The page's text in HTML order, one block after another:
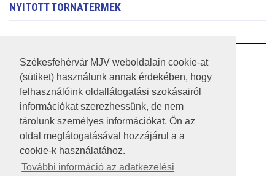
Székesfehérvár MJV weboldalain cookie-at
(sütiket) használunk annak érdekében, hogy
felhasználóink oldallátogatási szokásairól
információkat szerezhessünk, de nem
tárolunk személyes információkat. Ön az
oldal meglátogatásával hozzájárul a a
cookie-k használatához.
További információ az adatkezelési
NYITOTT TORNATERMEK
RSS
A HONLAP 2017.03.31-I ÁLLAPOTA
JOGI NYILATKOZAT
IMPRESSZUM